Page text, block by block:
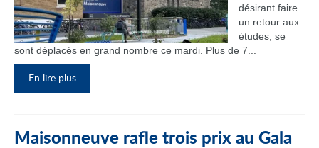
désirant faire
un retour aux
études, se
sont déplacés en grand nombre ce mardi. Plus de 7...
En lire plus
Maisonneuve rafle trois prix au Gala